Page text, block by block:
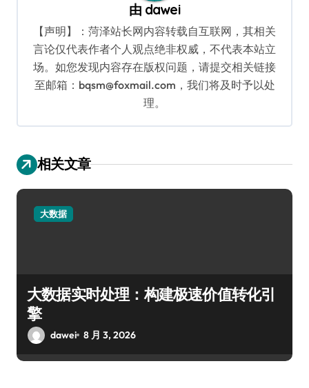
由 dawei
【声明】：菏泽站长网内容转载自互联网，其相关
言论仅代表作者个人观点绝非权威，不代表本站立
场。如您发现内容存在版权问题，请提交相关链接
至邮箱：bqsm@foxmail.com，我们将及时予以处
理。
相关文章
大数据
大数据实时处理：构建极速价值转化引
擎
dawei 8 月 3, 2026